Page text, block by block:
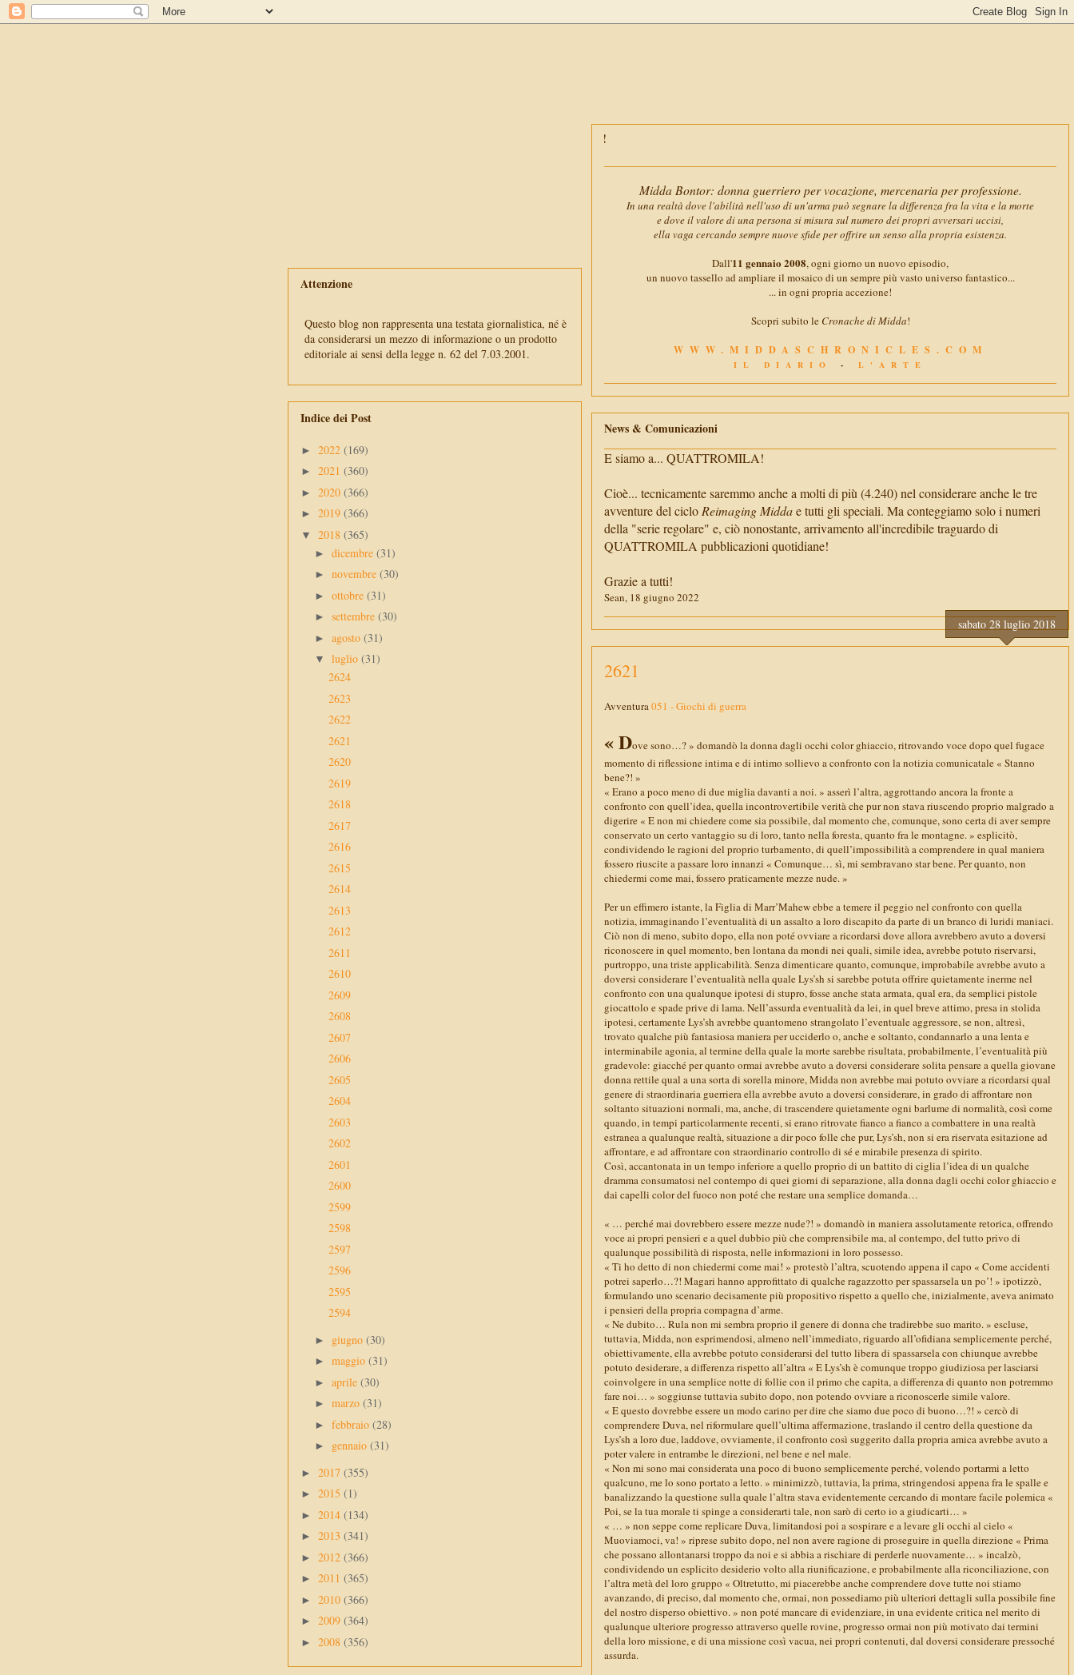
Midda Bontor: donna guerriero per vocazione, mercenaria per professione.
In una realtà dove l'abilità nell'uso di un'arma può segnare la differenza fra la vita e la morte
e dove il valore di una persona si misura sul numero dei propri avversari uccisi,
ella vaga cercando sempre nuove sfide per offrire un senso alla propria esistenza.
Dall'11 gennaio 2008, ogni giorno un nuovo episodio,
un nuovo tassello ad ampliare il mosaico di un sempre più vasto universo fantastico...
... in ogni propria accezione!
Scopri subito le Cronache di Midda!
WWW.MIDDASCHRONICLES.COM
IL DIARIO - L'ARTE
News & Comunicazioni
E siamo a... QUATTROMILA!
Cioè... tecnicamente saremmo anche a molti di più (4.240) nel considerare anche le tre
avventure del cicloReimaging Middae tutti gli speciali. Ma conteggiamo solo i numeri
della "serie regolare" e, ciò nonostante, arrivamento all'incredibile traguardo di
QUATTROMILA pubblicazioni quotidiane!
Grazie a tutti!
Sean, 18 giugno 2022
sabato 28 luglio 2018
2621
Avventura051 - Giochi di guerra
« Dove sono…? » domandò la donna dagli occhi color ghiaccio, ritrovando voce dopo quel fugace
momento di riflessione intima e di intimo sollievo a confronto con la notizia comunicatale « Stanno
bene?! »
« Erano a poco meno di due miglia davanti a noi. » asserì l’altra, aggrottando ancora la fronte a
confronto con quell’idea, quella incontrovertibile verità che pur non stava riuscendo proprio malgrado a
digerire « E non mi chiedere come sia possibile, dal momento che, comunque, sono certa di aver sempre
conservato un certo vantaggio su di loro, tanto nella foresta, quanto fra le montagne. » esplicitò,
condividendo le ragioni del proprio turbamento, di quell’impossibilità a comprendere in qual maniera
fossero riuscite a passare loro innanzi « Comunque… sì, mi sembravano star bene. Per quanto, non
chiedermi come mai, fossero praticamente mezze nude. »
Per un effimero istante, la Figlia di Marr’Mahew ebbe a temere il peggio nel confronto con quella
notizia, immaginando l’eventualità di un assalto a loro discapito da parte di un branco di luridi maniaci.
Ciò non di meno, subito dopo, ella non poté ovviare a ricordarsi dove allora avrebbero avuto a doversi
riconoscere in quel momento, ben lontana da mondi nei quali, simile idea, avrebbe potuto riservarsi,
purtroppo, una triste applicabilità. Senza dimenticare quanto, comunque, improbabile avrebbe avuto a
doversi considerare l’eventualità nella quale Lys’sh si sarebbe potuta offrire quietamente inerme nel
confronto con una qualunque ipotesi di stupro, fosse anche stata armata, qual era, da semplici pistole
giocattolo e spade prive di lama. Nell’assurda eventualità da lei, in quel breve attimo, presa in stolida
ipotesi, certamente Lys’sh avrebbe quantomeno strangolato l’eventuale aggressore, se non, altresì,
trovato qualche più fantasiosa maniera per ucciderlo o, anche e soltanto, condannarlo a una lenta e
interminabile agonia, al termine della quale la morte sarebbe risultata, probabilmente, l’eventualità più
gradevole: giacché per quanto ormai avrebbe avuto a doversi considerare solita pensare a quella giovane
donna rettile qual a una sorta di sorella minore, Midda non avrebbe mai potuto ovviare a ricordarsi qual
genere di straordinaria guerriera ella avrebbe avuto a doversi considerare, in grado di affrontare non
soltanto situazioni normali, ma, anche, di trascendere quietamente ogni barlume di normalità, così come
quando, in tempi particolarmente recenti, si erano ritrovate fianco a fianco a combattere in una realtà
estranea a qualunque realtà, situazione a dir poco folle che pur, Lys’sh, non si era riservata esitazione ad
affrontare, e ad affrontare con straordinario controllo di sé e mirabile presenza di spirito.
Così, accantonata in un tempo inferiore a quello proprio di un battito di ciglia l’idea di un qualche
dramma consumatosi nel contempo di quei giorni di separazione, alla donna dagli occhi color ghiaccio e
dai capelli color del fuoco non poté che restare una semplice domanda…
« … perché mai dovrebbero essere mezze nude?! » domandò in maniera assolutamente retorica, offrendo
voce ai propri pensieri e a quel dubbio più che comprensibile ma, al contempo, del tutto privo di
qualunque possibilità di risposta, nelle informazioni in loro possesso.
« Ti ho detto di non chiedermi come mai! » protestò l’altra, scuotendo appena il capo « Come accidenti
potrei saperlo…?! Magari hanno approfittato di qualche ragazzotto per spassarsela un po’! » ipotizzò,
formulando uno scenario decisamente più propositivo rispetto a quello che, inizialmente, aveva animato
i pensieri della propria compagna d’arme.
« Ne dubito… Rula non mi sembra proprio il genere di donna che tradirebbe suo marito. » escluse,
tuttavia, Midda, non esprimendosi, almeno nell’immediato, riguardo all’ofidiana semplicemente perché,
obiettivamente, ella avrebbe potuto considerarsi del tutto libera di spassarsela con chiunque avrebbe
potuto desiderare, a differenza rispetto all’altra « E Lys’sh è comunque troppo giudiziosa per lasciarsi
coinvolgere in una semplice notte di follie con il primo che capita, a differenza di quanto non potremmo
fare noi… » soggiunse tuttavia subito dopo, non potendo ovviare a riconoscerle simile valore.
« E questo dovrebbe essere un modo carino per dire che siamo due poco di buono…?! » cercò di
comprendere Duva, nel riformulare quell’ultima affermazione, traslando il centro della questione da
Lys’sh a loro due, laddove, ovviamente, il confronto così suggerito dalla propria amica avrebbe avuto a
poter valere in entrambe le direzioni, nel bene e nel male.
« Non mi sono mai considerata una poco di buono semplicemente perché, volendo portarmi a letto
qualcuno, me lo sono portato a letto. » minimizzò, tuttavia, la prima, stringendosi appena fra le spalle e
banalizzando la questione sulla quale l’altra stava evidentemente cercando di montare facile polemica «
Poi, se la tua morale ti spinge a considerarti tale, non sarò di certo io a giudicarti… »
« … » non seppe come replicare Duva, limitandosi poi a sospirare e a levare gli occhi al cielo «
Muoviamoci, va! » riprese subito dopo, nel non avere ragione di proseguire in quella direzione « Prima
che possano allontanarsi troppo da noi e si abbia a rischiare di perderle nuovamente… » incalzò,
condividendo un esplicito desiderio volto alla riunificazione, e probabilmente alla riconciliazione, con
l’altra metà del loro gruppo « Oltretutto, mi piacerebbe anche comprendere dove tutte noi stiamo
avanzando, di preciso, dal momento che, ormai, non possediamo più ulteriori dettagli sulla possibile fine
del nostro disperso obiettivo. » non poté mancare di evidenziare, in una evidente critica nel merito di
qualunque ulteriore progresso attraverso quelle rovine, progresso ormai non più motivato dai termini
della loro missione, e di una missione così vacua, nei propri contenuti, dal doversi considerare pressoché
assurda.
Attenzione
Questo blog non rappresenta una testata giornalistica, né è
da considerarsi un mezzo di informazione o un prodotto
editoriale ai sensi della legge n. 62 del 7.03.2001.
Indice dei Post
► 2022 (169)
► 2021 (360)
► 2020 (366)
► 2019 (366)
▼ 2018 (365)
► dicembre (31)
► novembre (30)
► ottobre (31)
► settembre (30)
► agosto (31)
▼ luglio (31)
2624
2623
2622
2621
2620
2619
2618
2617
2616
2615
2614
2613
2612
2611
2610
2609
2608
2607
2606
2605
2604
2603
2602
2601
2600
2599
2598
2597
2596
2595
2594
► giugno (30)
► maggio (31)
► aprile (30)
► marzo (31)
► febbraio (28)
► gennaio (31)
► 2017 (355)
► 2015 (1)
► 2014 (134)
► 2013 (341)
► 2012 (366)
► 2011 (365)
► 2010 (366)
► 2009 (364)
► 2008 (356)